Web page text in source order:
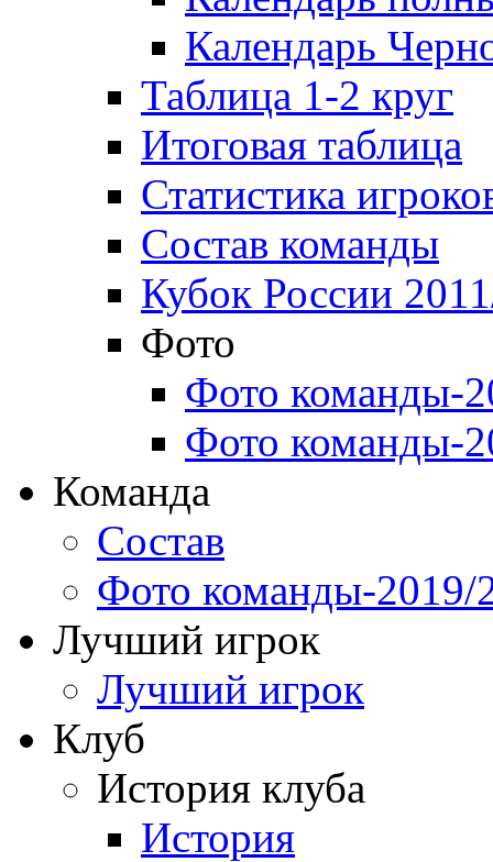
Календарь
Таблица 1-2 круг
Итоговая таблица
Статистика
Состав команды
Кубок России
Фото
Фото команды-
Фото команды-
Команда
Состав
Фото команды-2019/
Лучший игрок
Лучший игрок
Клуб
История клуба
История